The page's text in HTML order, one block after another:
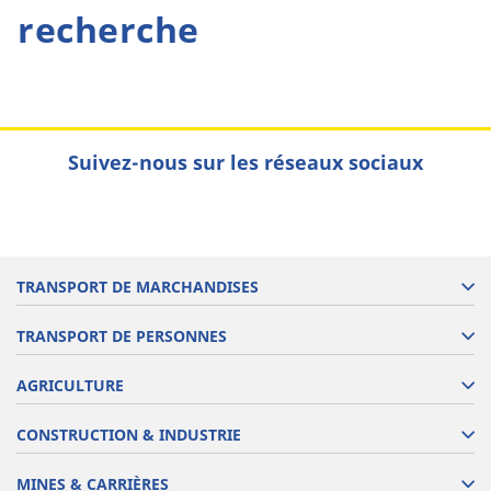
recherche
Suivez-nous sur les réseaux sociaux
TRANSPORT DE MARCHANDISES
TRANSPORT DE PERSONNES
AGRICULTURE
CONSTRUCTION & INDUSTRIE
MINES & CARRIÈRES